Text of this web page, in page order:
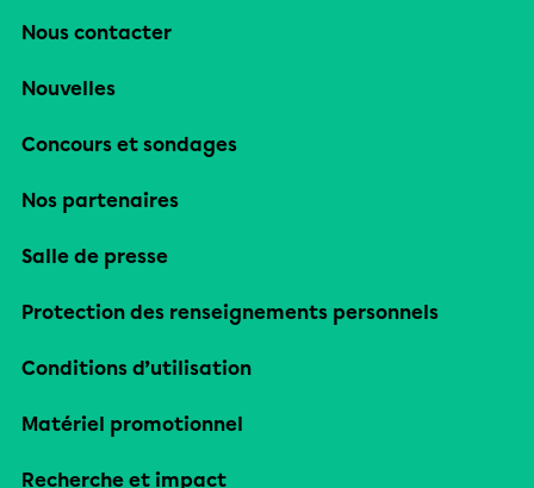
Nous contacter
Nouvelles
Concours et sondages
Nos partenaires
Salle de presse
Protection des renseignements personnels
Conditions d’utilisation
Matériel promotionnel
Recherche et impact